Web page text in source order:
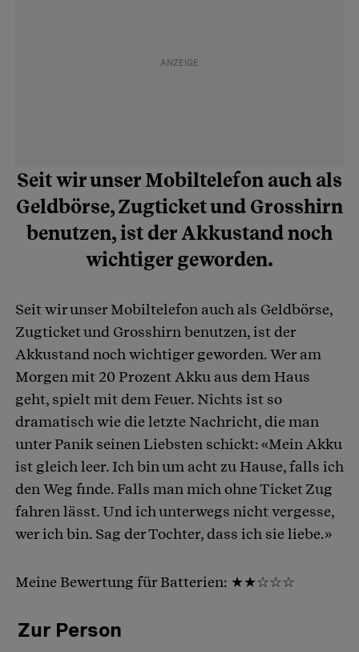
Seit wir unser Mobiltelefon auch als
Geldbörse, Zugticket und Grosshirn
benutzen, ist der Akkustand noch
wichtiger geworden.
Seit wir unser Mobiltelefon auch als Geldbörse,
Zugticket und Grosshirn benutzen, ist der
Akkustand noch wichtiger geworden. Wer am
Morgen mit 20 Prozent Akku aus dem Haus
geht, spielt mit dem Feuer. Nichts ist so
dramatisch wie die letzte Nachricht, die man
unter Panik seinen Liebsten schickt: «Mein Akku
ist gleich leer. Ich bin um acht zu Hause, falls ich
den Weg finde. Falls man mich ohne Ticket Zug
fahren lässt. Und ich unterwegs nicht vergesse,
wer ich bin. Sag der Tochter, dass ich sie liebe.»
Meine Bewertung für Batterien: ★★☆☆☆
Zur Person